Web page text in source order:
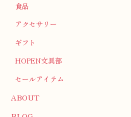
食品
アクセサリー
ギフト
HOPEN文具部
セールアイテム
ABOUT